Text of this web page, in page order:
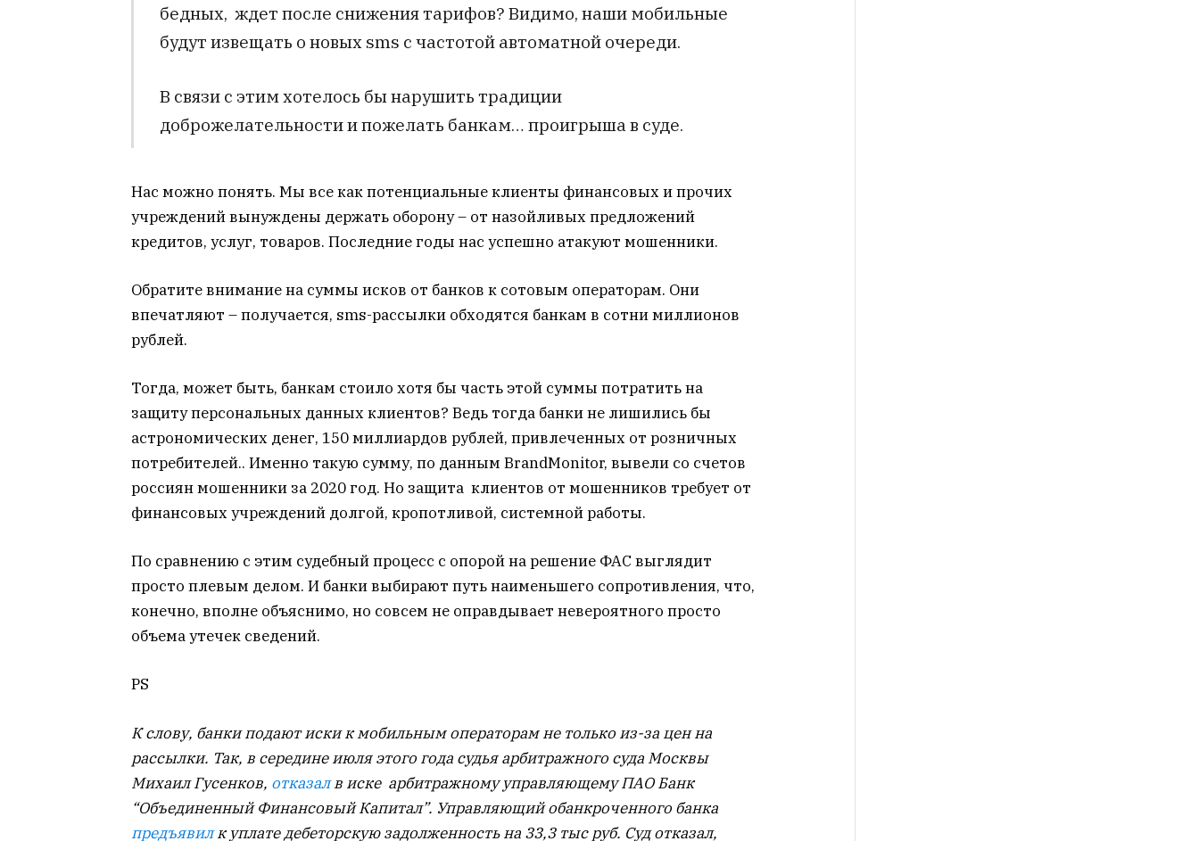
бедных, ждет после снижения тарифов? Видимо, наши мобильные
будут извещать о новых sms с частотой автоматной очереди.
В связи с этим хотелось бы нарушить традиции
доброжелательности и пожелать банкам… проигрыша в суде.
Нас можно понять. Мы все как потенциальные клиенты финансовых и прочих
учреждений вынуждены держать оборону – от назойливых предложений
кредитов, услуг, товаров. Последние годы нас успешно атакуют мошенники.
Обратите внимание на суммы исков от банков к сотовым операторам. Они
впечатляют – получается, sms-рассылки обходятся банкам в сотни миллионов
рублей.
Тогда, может быть, банкам стоило хотя бы часть этой суммы потратить на
защиту персональных данных клиентов? Ведь тогда банки не лишились бы
астрономических денег, 150 миллиардов рублей, привлеченных от розничных
потребителей.. Именно такую сумму, по данным BrandMonitor, вывели со счетов
россиян мошенники за 2020 год. Но защита клиентов от мошенников требует от
финансовых учреждений долгой, кропотливой, системной работы.
По сравнению с этим судебный процесс с опорой на решение ФАС выглядит
просто плевым делом. И банки выбирают путь наименьшего сопротивления, что,
конечно, вполне объяснимо, но совсем не оправдывает невероятного просто
объема утечек сведений.
PS
К слову, банки подают иски к мобильным операторам не только из-за цен на
рассылки. Так, в середине июля этого года судья арбитражного суда Москвы
Михаил Гусенков, отказалв иске арбитражному управляющему ПАО Банк
“Объединенный Финансовый Капитал”. Управляющий обанкроченного банка
предъявилк уплате дебеторскую задолженность на 33,3 тыс руб. Суд отказал,